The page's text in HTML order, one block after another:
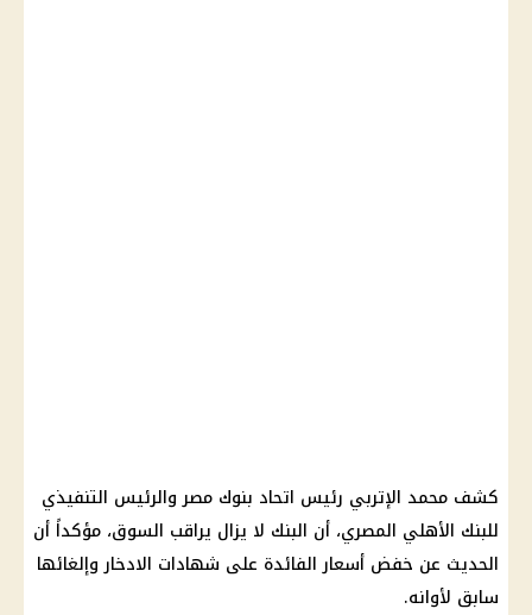
كشف محمد الإتربي رئيس اتحاد بنوك مصر والرئيس التنفيذي
للبنك الأهلي المصري، أن البنك لا يزال يراقب السوق، مؤكداً أن
الحديث عن خفض أسعار الفائدة على شهادات الادخار وإلغائها
سابق لأوانه.